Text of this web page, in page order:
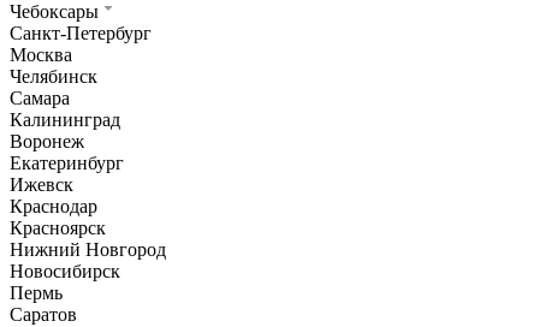
Чебоксары
Санкт-Петербург
Москва
Челябинск
Самара
Калининград
Воронеж
Екатеринбург
Ижевск
Краснодар
Красноярск
Нижний Новгород
Новосибирск
Пермь
Саратов